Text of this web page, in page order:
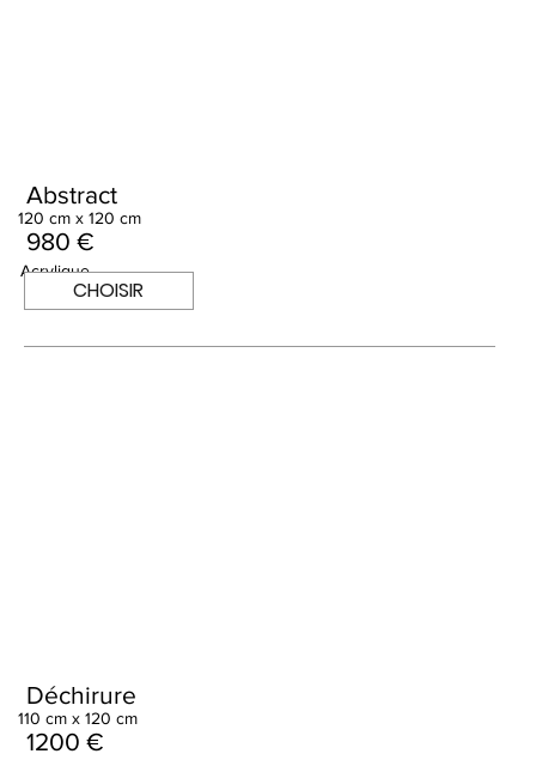
Abstract
Acrylique
980 €
120 cm x 120 cm
CHOISIR
Déchirure
1200 €
110 cm x 120 cm